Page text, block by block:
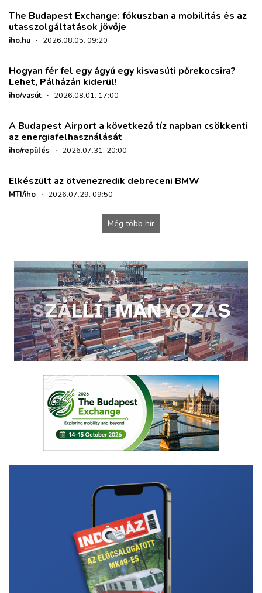
The Budapest Exchange: fókuszban a mobilitás és az
utasszolgáltatások jövője
iho.hu · 2026.08.05. 09:20
Hogyan fér fel egy ágyú egy kisvasúti pőrekocsira?
Lehet, Pálházán kiderül!
iho/vasút · 2026.08.01. 17:00
A Budapest Airport a következő tíz napban csökkenti
az energiafelhasználását
iho/repülés · 2026.07.31. 20:00
Elkészült az ötvenezredik debreceni BMW
MTI/iho · 2026.07.29. 09:50
Még több hír